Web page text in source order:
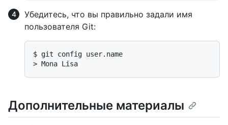
Убедитесь, что вы правильно задали имя
пользователя Git:
$ git config user.name
> Mona Lisa
Дополнительные материалы